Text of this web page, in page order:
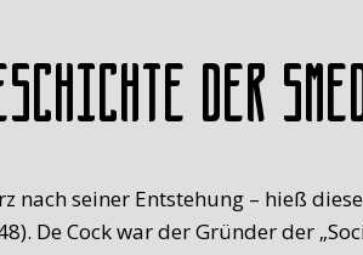
der
nach seiner Entstehung – hieß
De Cock war der Gründer der